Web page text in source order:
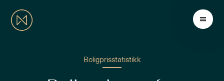
Boligprisstatistikk